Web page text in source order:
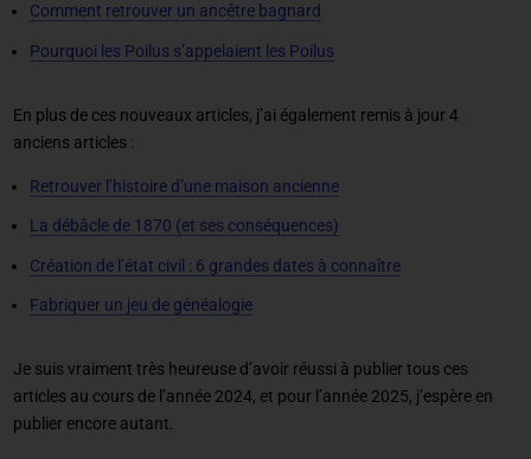
Comment retrouver un ancêtre bagnard
Pourquoi les Poilus s’appelaient les Poilus
En plus de ces nouveaux articles, j’ai également remis à jour 4
anciens articles :
Retrouver l’histoire d’une maison ancienne
La débâcle de 1870 (et ses conséquences)
Création de l’état civil : 6 grandes dates à connaître
Fabriquer un jeu de généalogie
Je suis vraiment très heureuse d’avoir réussi à publier tous ces
articles au cours de l’année 2024, et pour l’année 2025, j’espère en
publier encore autant.